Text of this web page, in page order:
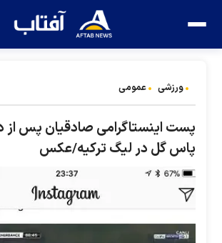
ورزشی عمومی
پست اینستاگرامی صادقیان پس از
پاس گل در لیگ ترکیه/عکس